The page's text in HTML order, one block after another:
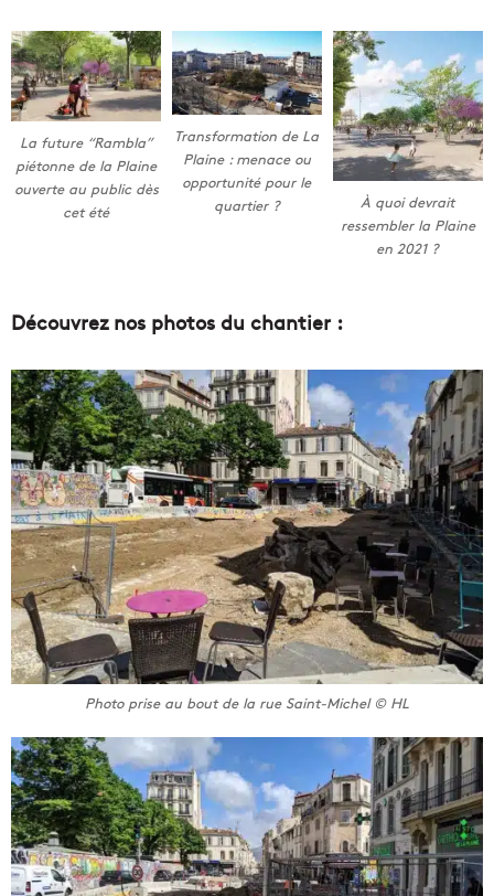
La future “Rambla”
piétonne de la Plaine
ouverte au public dès
cet été
Transformation de La
Plaine : menace ou
opportunité pour le
quartier ?
À quoi devrait
ressembler la Plaine
en 2021 ?
Découvrez nos photos du chantier :
Photo prise au bout de la rue Saint-Michel © HL